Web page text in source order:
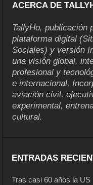
ACERCA DE
TallyHo, publicación
plataforma digital
Sociales) y versión
una visión global,
profesional y
e internacional.
aviación civil,
experimental,
cultural.
ENTRADAS
Tras casi 60 años la